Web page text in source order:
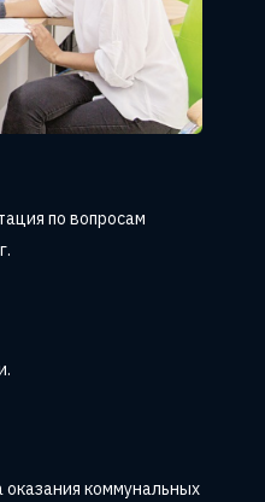
по вопросам
оказания коммунальных